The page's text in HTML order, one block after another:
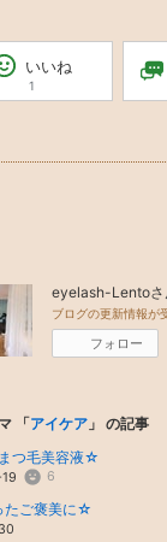
いいね
1
eyelash-Lento
ブログの更新情報が
フォロー
「アイケア 」 の記事
つ毛美容液☆
6
たご褒美に☆